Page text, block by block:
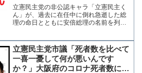
ない安倍さんを心配するつもりで
記した」
立憲民主党の非公認キャラ「立憲民主く
ん」が、過去に在任中に倒れ急逝した総
理の命日とともに安倍総理の名前を列挙
たうえで「看過できない」として対応を
求めたことを明かした。参...
立憲民主党市議「死者数を比べて
一喜一憂して何が悪いんです
か？」大阪府のコロナ死者数に不